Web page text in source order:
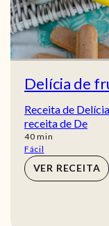
Delícia de
Receita de
receita de De
40min
min
Fácil
VER RECEITA